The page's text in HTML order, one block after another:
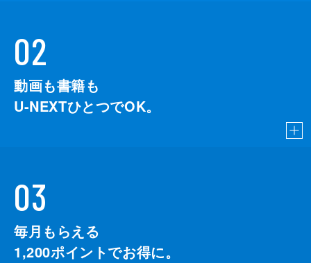
02
動画も書籍も
U-NEXTひとつでOK。
03
毎月もらえる
1,200ポイントでお得に。